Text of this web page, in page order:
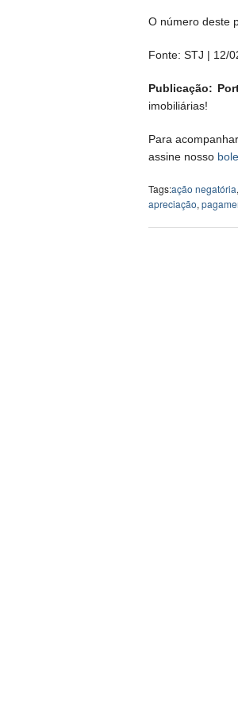
O número deste
Fonte: STJ | 12/
Publicação:
imobiliárias!
Para
assine nosso
Tags:ação negatória,
apreciação,